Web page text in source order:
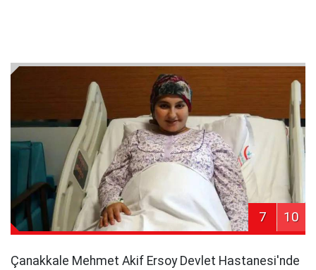
7 10
Çanakkale Mehmet Akif Ersoy Devlet Hastanesi'nde